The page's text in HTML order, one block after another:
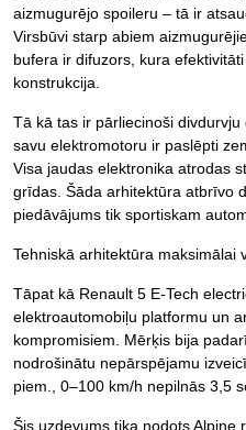
aizmugurējo spoileru – tā ir
Virsbūvi starp abiem
bufera ir difuzors, kura
konstrukcija.
Tā kā tas ir pārliecinoši
savu elektromotoru ir paslēpti
Visa jaudas elektronika atrodas
grīdas. Šāda arhitektūra atbrīvo
piedāvājums tik sportiskam
Tehniskā arhitektūra maksimālai
Tāpat kā Renault 5 E-Tech
elektroautomobiļu platformu un
kompromisiem. Mērķis bija
nodrošinātu nepārspējamu
piem., 0–100 km/h nepilnās 3,5
Šis uzdevums tika nodots Alpine